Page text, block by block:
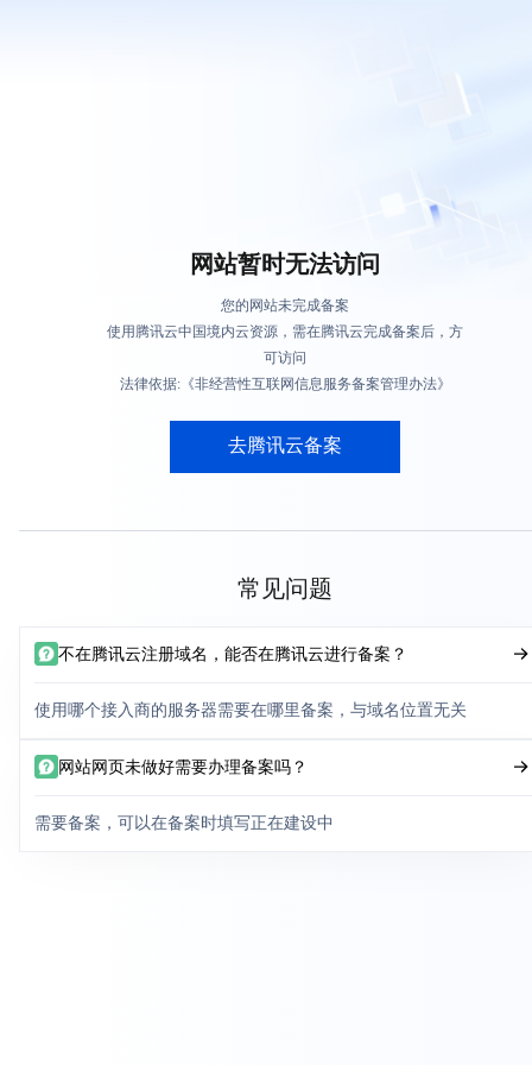
网站暂时无法访问
您的网站未完成备案
使用腾讯云中国境内云资源，需在腾讯云完成备案后，方
可访问
法律依据:《非经营性互联网信息服务备案管理办法》
去腾讯云备案
常见问题
不在腾讯云注册域名，能否在腾讯云进行备案？
使用哪个接入商的服务器需要在哪里备案，与域名位置无关
网站网页未做好需要办理备案吗？
需要备案，可以在备案时填写正在建设中